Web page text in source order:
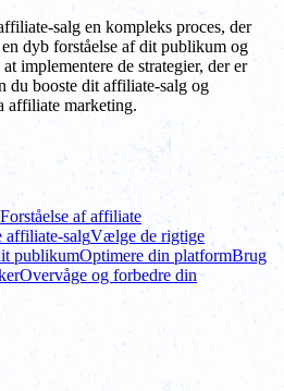
salg en kompleks proces, der
dyb forståelse af dit publikum og
implementere de strategier, der er
du booste dit affiliate-salg og
affiliate marketing.
Forståelse af affiliate
affiliate-salgVælge de rigtige
publikumOptimere din platformBrug
Overvåge og forbedre din